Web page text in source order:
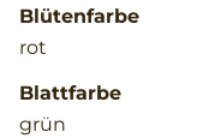
Blütenfarbe
rot
Blattfarbe
grün